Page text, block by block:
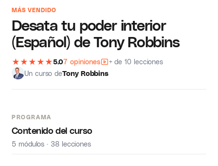
MÁS VENDIDO
Desata tu poder interior
(Español) de Tony Robbins
★ ★ ★ ★ ★5.07 opiniones
+ de 10 lecciones
Un curso deTony Robbins
PROGRAMA
Contenido del curso
5 módulos · 38 lecciones